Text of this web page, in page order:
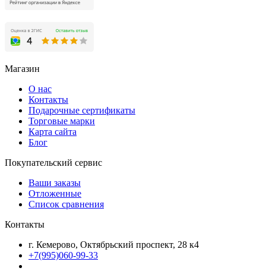
Магазин
О нас
Контакты
Подарочные сертификаты
Торговые марки
Карта сайта
Блог
Покупательский сервис
Ваши заказы
Отложенные
Список сравнения
Контакты
г. Кемерово, Октябрьский проспект, 28 к4
+7(995)060-99-33